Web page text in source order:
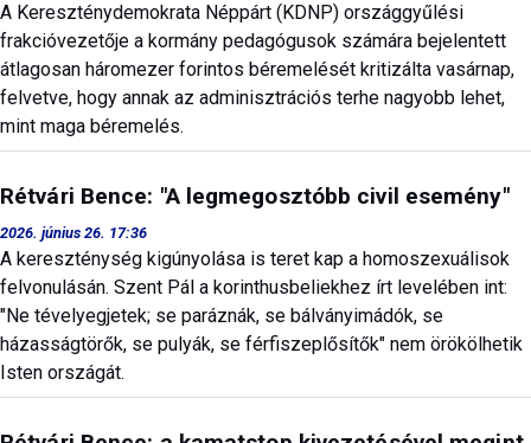
A Kereszténydemokrata Néppárt (KDNP) országgyűlési
frakcióvezetője a kormány pedagógusok számára bejelentett
átlagosan háromezer forintos béremelését kritizálta vasárnap,
felvetve, hogy annak az adminisztrációs terhe nagyobb lehet,
mint maga béremelés.
Rétvári Bence: "A legmegosztóbb civil esemény"
2026. június 26. 17:36
A kereszténység kigúnyolása is teret kap a homoszexuálisok
felvonulásán. Szent Pál a korinthusbeliekhez írt levelében int:
"Ne tévelyegjetek; se paráznák, se bálványimádók, se
házasságtörők, se pulyák, se férfiszeplősítők" nem örökölhetik
Isten országát.